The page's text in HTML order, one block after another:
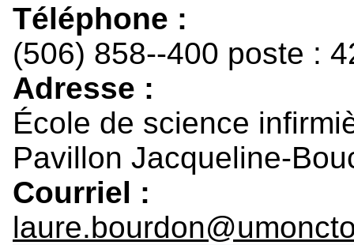
Téléphone :
(506) 858--400 poste :
Adresse :
École de science
Pavillon Jacqueline-
Courriel :